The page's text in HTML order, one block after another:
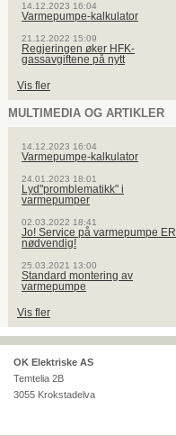
14.12.2023 16:04
Varmepumpe-kalkulator
21.12.2022 15:09
Regjeringen øker HFK-
gassavgiftene på nytt
Vis fler
MULTIMEDIA OG ARTIKLER
14.12.2023 16:04
Varmepumpe-kalkulator
24.01.2023 18:01
Lyd"promblematikk" i
varmepumper
02.03.2022 18:41
Jo! Service på varmepumpe ER
nødvendig!
25.03.2021 13:00
Standard montering av
varmepumpe
Vis fler
OK Elektriske AS
Temtelia 2B
3055 Krokstadelva